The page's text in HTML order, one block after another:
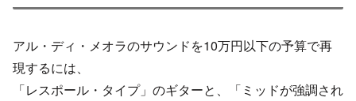
アル・ディ・メオラのサウンドを10万円以下の予算で再
現するには、
「レスポール・タイプ」のギターと、「ミッドが強調され